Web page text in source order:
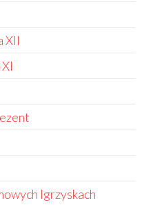
XII
Igrzyskach